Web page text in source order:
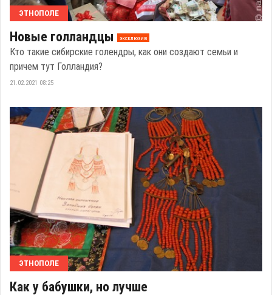
ЭТНОПОЛЕ
Новые голландцы эксклюзив
Кто такие сибирские голендры, как они создают семьи и
причем тут Голландия?
21.02.2021 08:25
ЭТНОПОЛЕ
Как у бабушки, но лучше